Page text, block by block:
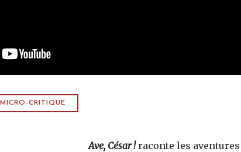
MICRO-CRITIQUE
Ave, César !raconte les